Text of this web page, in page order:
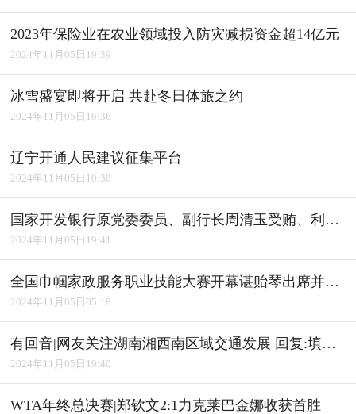
2023年保险业在农业领域投入防灾减损资金超14亿元
2024年11月05日19:39
冰雪盛宴即将开启 共赴冬日体旅之约
2024年11月05日16:36
辽宁开通人民建议征集平台
2024年11月05日10:38
国家开发银行原党委委员、副行长周清玉受贿、利用影响力受贿案一审宣判
2024年11月05日19:41
全国巾帼家政服务职业技能大赛开幕谌贻琴出席并宣布开幕
2024年11月05日05:18
有回音|网友关注湖南湘西南区域交通发展 回复:填补"空白" 完善路网
2024年11月05日19:40
WTA年终总决赛|郑钦文2:1力克莱巴金娜收获首胜